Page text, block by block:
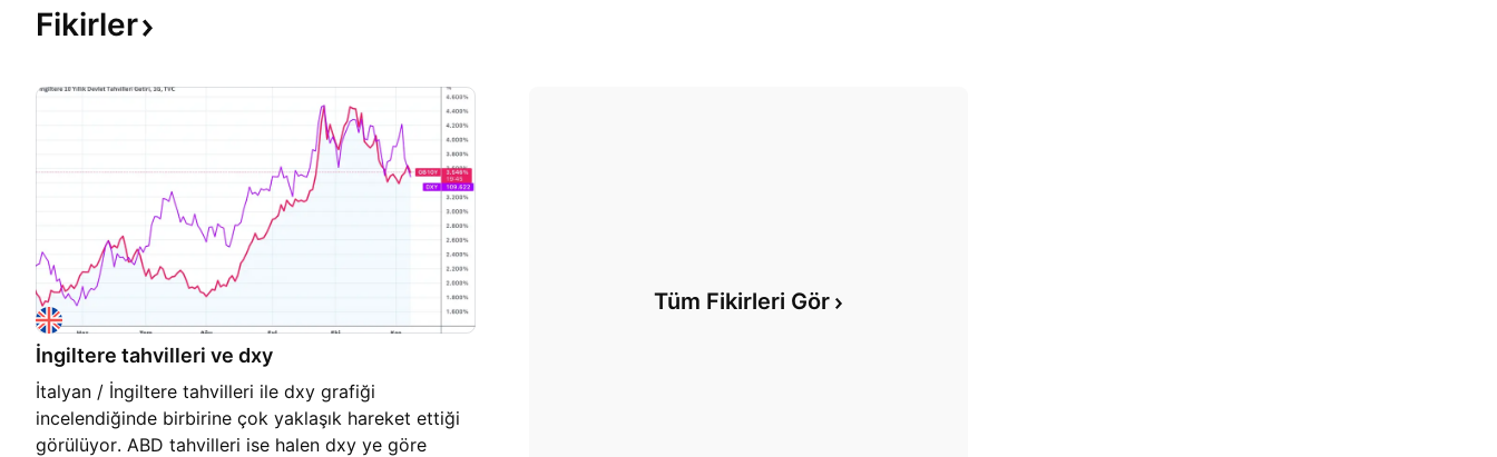
Fikirler
İngiltere tahvilleri ve dxy
İtalyan / İngiltere tahvilleri ile dxy grafiği
incelendiğinde birbirine çok yaklaşık hareket ettiği
görülüyor. ABD tahvilleri ise halen dxy ye göre
Tüm Fikirleri Gör